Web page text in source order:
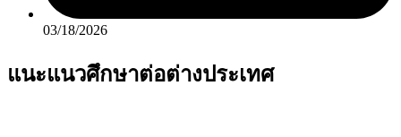
03/18/2026
แนะแนวศึกษาต่อต่างประเทศ